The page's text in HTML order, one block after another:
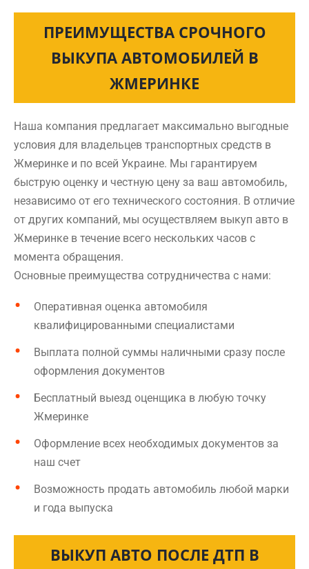
ПРЕИМУЩЕСТВА СРОЧНОГО
ВЫКУПА АВТОМОБИЛЕЙ В
ЖМЕРИНКЕ
Наша компания предлагает максимально выгодные
условия для владельцев транспортных средств в
Жмеринке и по всей Украине. Мы гарантируем
быструю оценку и честную цену за ваш автомобиль,
независимо от его технического состояния. В отличие
от других компаний, мы осуществляем выкуп авто в
Жмеринке в течение всего нескольких часов с
момента обращения.
Основные преимущества сотрудничества с нами:
Оперативная оценка автомобиля
квалифицированными специалистами
Выплата полной суммы наличными сразу после
оформления документов
Бесплатный выезд оценщика в любую точку
Жмеринке
Оформление всех необходимых документов за
наш счет
Возможность продать автомобиль любой марки
и года выпуска
ВЫКУП АВТО ПОСЛЕ ДТП В